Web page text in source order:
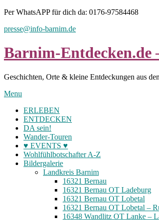
Skip
content
Per WhatsAPP für dich da: 0176-97584468
presse@info-barnim.de
Barnim-Entdecken.de
Geschichten, Orte & kleine Entdeckungen aus
Menu
ERLEBEN
ENTDECKEN
DA sein!
Wander-Touren
♥ EVENTS ♥
Wohlfühlbotschafter A-Z
Bildergalerie
Landkreis Barnim
16321 Bernau
16321 Bernau OT Ladeburg
16321 Bernau OT Lobetal
16321 Bernau OT Lobetal –
16348 Wandlitz OT Lanke –